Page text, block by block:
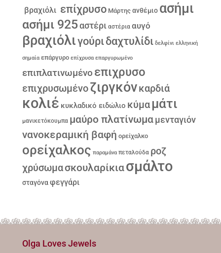
βραχιόλι επίχρυσο Μάρτης ανθέμιο ασήμι
ασήμι 925αστέρι αστέρια αυγό
βραχιόλιγούριδαχτυλίδι δελφίνι ελληνική
σημαία επάργυρο επίχρυσα επαργυρωμένο
επιπλατινωμένο επιχρυσο
επιχρυσωμένοζιργκόνκαρδιά
κολιέ κυκλαδικό ειδώλιο κύμα μάτι
μανικετόκουμπα μαύρο πλατίνωμα μενταγιόν
νανοκεραμική βαφή ορείχαλκο
ορείχαλκος παραμάνα πεταλούδα ροζ
χρύσωμασκουλαρίκιασμάλτο
σταγόνα φεγγάρι
Olga Loves Jewels